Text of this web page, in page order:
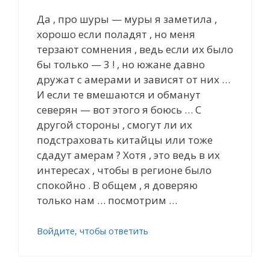
Да , про шуры — муры я заметила ,
хорошо если поладят , но меня
терзают сомнения , ведь если их было
бы только — 3 ! , но южане давно
дружат с амерами и зависят от них …
И если те вмешаются и обманут
северян — вот этого я боюсь … C
другой стороны , cмогут ли их
подстраховать китайцы или тоже
сдадут амерам ? Хотя , это ведь в их
интересах , чтобы в регионе было
спокойно . В общем , я доверяю
только нам … посмотрим …
Войдите, чтобы ответить